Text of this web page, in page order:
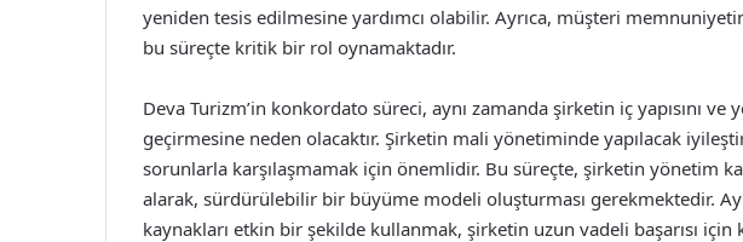
yeniden tesis edilmesine yardımcı olabilir. Ayrıca, müşteri
bu süreçte kritik bir rol oynamaktadır.
Deva Turizm’in konkordato süreci, aynı zamanda şirketin iç yapısını ve
geçirmesine neden olacaktır. Şirketin mali yönetiminde yapılacak
sorunlarla karşılaşmamak için önemlidir. Bu süreçte, şirketin yönetim
alarak, sürdürülebilir bir büyüme modeli oluşturması gerekmektedir.
kaynakları etkin bir şekilde kullanmak, şirketin uzun vadeli başarısı